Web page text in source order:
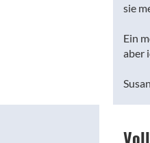
sie
Ein
aber